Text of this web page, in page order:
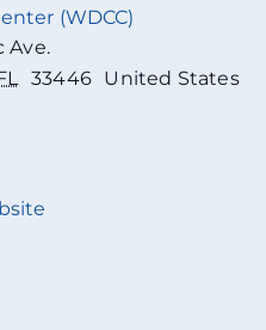
(WDCC)
Ave.
33446 United States